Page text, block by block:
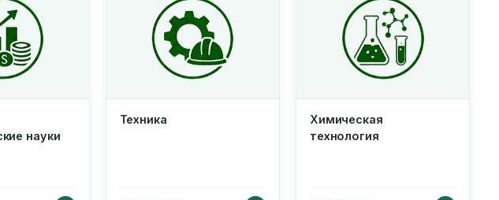
науки
Техника
Химическая
технология